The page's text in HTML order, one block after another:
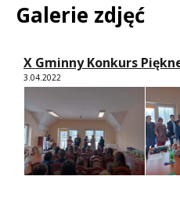
Galerie zdjęć
X Gminny Konkurs
3.04.2022